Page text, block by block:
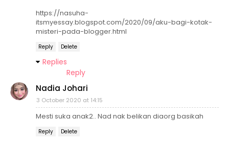
https://nasuha-
itsmyessay.blogspot.com/2020/09/aku-bagi-kotak-
misteri-pada-blogger.html
Reply Delete
Replies
Reply
Nadia Johari
3 October 2020 at 14:15
Mesti suka anak2.. Nad nak belikan diaorg basikah
Reply Delete